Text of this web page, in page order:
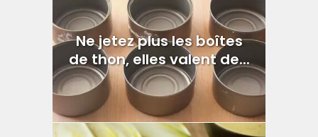
Ne jetez plus les boîtes
de thon, elles valent de...